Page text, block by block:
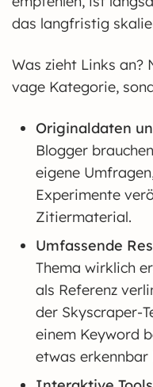
das langfristig
Was zieht Links an?
vage Kategorie,
Originaldaten
Blogger
eigene
Experimente
Zitiermaterial.
Umfassende
Thema wirklich
als Referenz
der Skyscraper-
einem Keyword
etwas erkennbar